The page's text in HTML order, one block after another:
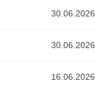
30.06.2026
30.06.2026
16.06.2026